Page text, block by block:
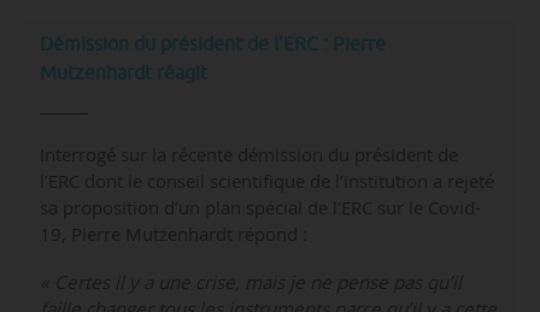
Démission du président de l’ERC : Pierre
Mutzenhardt réagit